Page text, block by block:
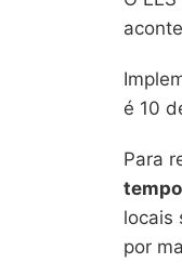
é 10
Para
locais
por